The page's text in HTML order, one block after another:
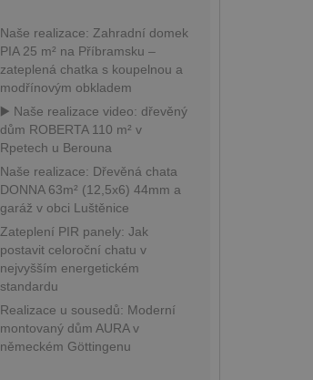
Naše realizace: Zahradní domek
PIA 25 m² na Příbramsku –
zateplená chatka s koupelnou a
modřínovým obkladem
▶️ Naše realizace video: dřevěný
dům ROBERTA 110 m² v
Rpetech u Berouna
Naše realizace: Dřevěná chata
DONNA 63m² (12,5x6) 44mm a
garáž v obci Luštěnice
Zateplení PIR panely: Jak
postavit celoroční chatu v
nejvyšším energetickém
standardu
Realizace u sousedů: Moderní
montovaný dům AURA v
německém Göttingenu